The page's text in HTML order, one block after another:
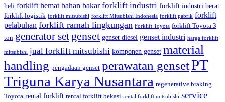
heli forklift hemat bahan bakar forklift industri forklift industri berat
forklift logistik forklift mitsubishi forklift Mitsubishi Indonesia forklift pabrik forklift
pelabuhan forklift ramah lingkungan Forklift Toyota forklift Toyota 3
ton generator set genset genset diesel genset industri harga forklift
mitsubishi jual forklift mitsubishi komponen genset material
handling pengadaan genset perawatan gensetPT
Triguna Karya Nusantara regenerative braking
Toyota rental forklift rental forklift bekasi rental forklift mitsubishi service